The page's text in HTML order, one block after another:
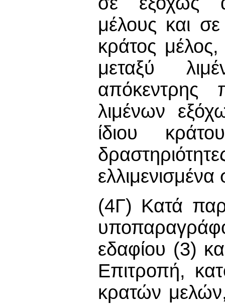
μέλους και σε
κράτος
μεταξύ
απόκεντρης
λιμένων
ίδιου
(4Γ) Κατά
εδαφίου (3)
Επιτροπή,
κρατών